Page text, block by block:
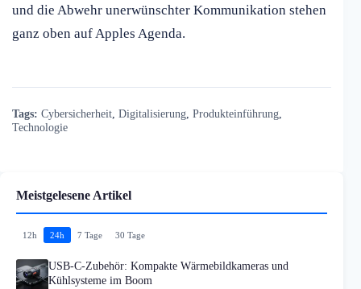
und die Abwehr unerwünschter Kommunikation stehen
ganz oben auf Apples Agenda.
Tags: Cybersicherheit Digitalisierung Produkteinführung
Technologie
Meistgelesene Artikel
12h 24h 7 Tage 30 Tage
USB-C-Zubehör: Kompakte Wärmebildkameras und
Kühlsysteme im Boom